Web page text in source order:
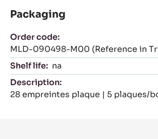
Packaging
Order code:
MLD-090498-M00 (Reference in
Shelf life: na
Description:
28 empreintes plaque | 5 plaques/